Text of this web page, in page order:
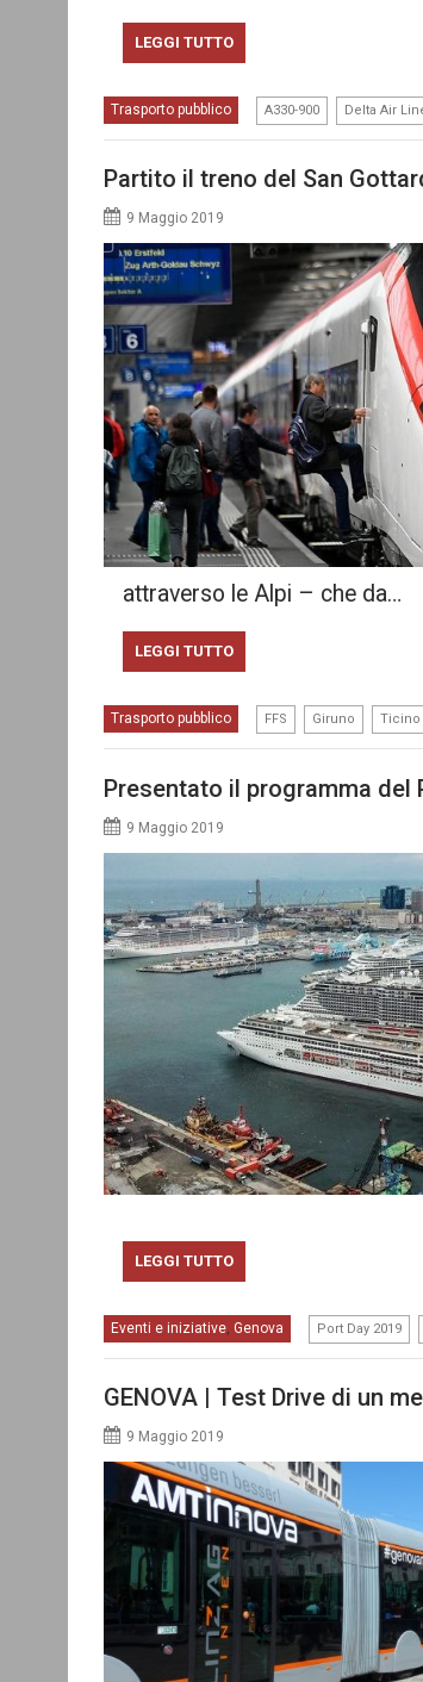
LEGGI TUTTO
Trasporto pubblico A330-900 Delta Air
Partito il treno del San
9 Maggio 2019
attraverso le Alpi – che da…
LEGGI TUTTO
Trasporto pubblico FFS Giruno Ticino
Presentato il programma del
9 Maggio 2019
LEGGI TUTTO
Eventi e iniziative Genova Port Day 2019
GENOVA | Test Drive di un
9 Maggio 2019